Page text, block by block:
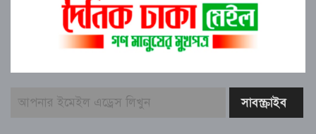
পরীক্ষায় অংশ নিলেন আয়েশা, চোখের জলেই
লিখলেন উত্তরপত্র
বগুড়া মুদ্রণ শিল্প শ্রমিক ইউনিয়নের ১০ম ত্রি-
বগুড়ায় ২ হাজার পিস ট্যাপেন্টাডল
ট্যাবলেটসহ ‘মাদক সম্রাজ্ঞী’ বেহুলা ও